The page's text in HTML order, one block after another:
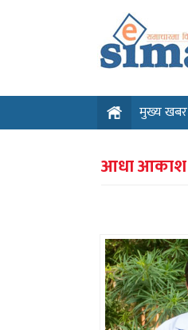
मुख्य खबर
आधा आकाश